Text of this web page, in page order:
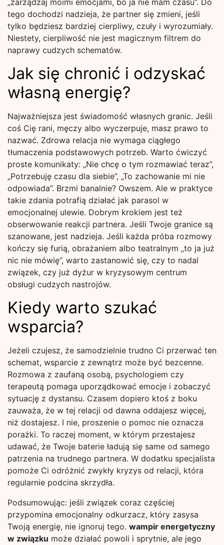
„zarządzaj moimi emocjami, bo ja nie mam czasu”. Do
tego dochodzi nadzieja, że partner się zmieni, jeśli
tylko będziesz bardziej cierpliwy, czuły i wyrozumiały.
Niestety, cierpliwość nie jest magicznym filtrem do
naprawy cudzych schematów.
Jak się chronić i odzyskać
własną energię?
Najważniejsza jest świadomość własnych granic. Jeśli
coś Cię rani, męczy albo wyczerpuje, masz prawo to
nazwać. Zdrowa relacja nie wymaga ciągłego
tłumaczenia podstawowych potrzeb. Warto ćwiczyć
proste komunikaty: „Nie chcę o tym rozmawiać teraz”,
„Potrzebuję czasu dla siebie”, „To zachowanie mi nie
odpowiada”. Brzmi banalnie? Owszem. Ale w praktyce
takie zdania potrafią działać jak parasol w
emocjonalnej ulewie. Dobrym krokiem jest też
obserwowanie reakcji partnera. Jeśli Twoje granice są
szanowane, jest nadzieja. Jeśli każda próba rozmowy
kończy się furią, obrażaniem albo teatralnym „to ja już
nic nie mówię”, warto zastanowić się, czy to nadal
związek, czy już dyżur w kryzysowym centrum
obsługi cudzych nastrojów.
Kiedy warto szukać
wsparcia?
Jeżeli czujesz, że samodzielnie trudno Ci przerwać ten
schemat, wsparcie z zewnątrz może być bezcenne.
Rozmowa z zaufaną osobą, psychologiem czy
terapeutą pomaga uporządkować emocje i zobaczyć
sytuację z dystansu. Czasem dopiero ktoś z boku
zauważa, że w tej relacji od dawna oddajesz więcej,
niż dostajesz. I nie, proszenie o pomoc nie oznacza
porażki. To raczej moment, w którym przestajesz
udawać, że Twoje baterie ładują się same od samego
patrzenia na trudnego partnera. W dodatku specjalista
pomoże Ci odróżnić zwykły kryzys od relacji, która
regularnie podcina skrzydła.
Podsumowując: jeśli związek coraz częściej
przypomina emocjonalny odkurzacz, który zasysa
Twoją energię, nie ignoruj tego. wampir energetyczny
w związku może działać powoli i sprytnie, ale jego